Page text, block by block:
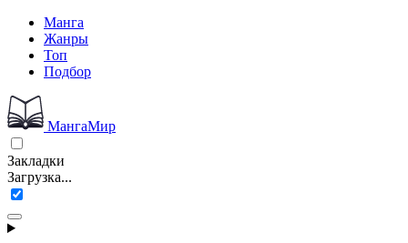
Манга
Жанры
Топ
Подбор
МангаМир
Закладки
Загрузка...